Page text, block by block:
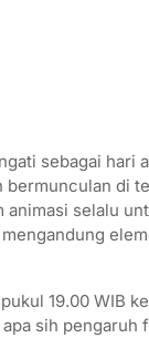
sebagai hari
di
selalu
19.00 WIB
sih pengaruh